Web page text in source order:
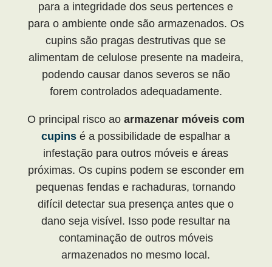
para a integridade dos seus pertences e
para o ambiente onde são armazenados. Os
cupins são pragas destrutivas que se
alimentam de celulose presente na madeira,
podendo causar danos severos se não
forem controlados adequadamente.
O principal risco ao armazenar móveis com
cupins é a possibilidade de espalhar a
infestação para outros móveis e áreas
próximas. Os cupins podem se esconder em
pequenas fendas e rachaduras, tornando
difícil detectar sua presença antes que o
dano seja visível. Isso pode resultar na
contaminação de outros móveis
armazenados no mesmo local.